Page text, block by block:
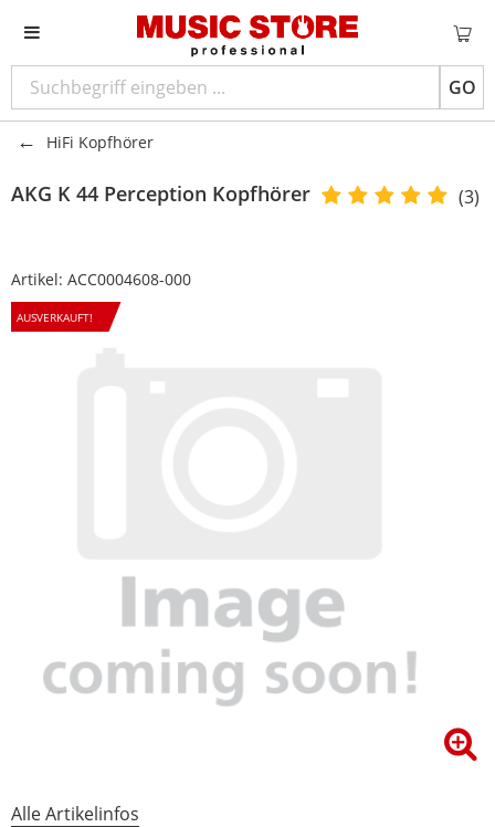
GO
HiFi Kopfhörer
AKG K 44 Perception Kopfhörer (3)
Artikel: ACC0004608-000
AUSVERKAUFT!
Alle Artikelinfos